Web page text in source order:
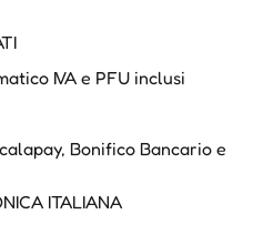
IVA e PFU inclusi
Bonifico Bancario e
ITALIANA